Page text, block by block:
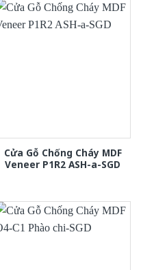
Cửa Gỗ Chống Cháy MDF
Veneer P1R2 ASH-a-SGD